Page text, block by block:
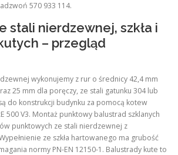
570 933 114.
stali nierdzewnej, szkła i
– przegląd
wykonujemy z rur o średnicy 42,4 mm
25 mm dla poręczy, ze stali gatunku 304 lub
do konstrukcji budynku za pomocą kotew
500 V3. Montaż punktowy balustrad szklanych
punktowych ze stali nierdzewnej z
ze szkła hartowanego ma grubość
normy PN-EN 12150-1. Balustrady kute to